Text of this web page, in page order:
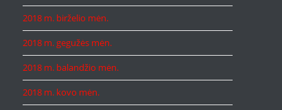
2018 m. birželio mėn.
2018 m. gegužės mėn.
2018 m. balandžio mėn.
2018 m. kovo mėn.